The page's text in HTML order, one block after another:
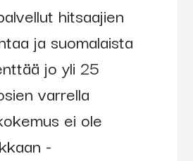
hitsaajien
ja suomalaista
jo yli 25
varrella
ei ole
-